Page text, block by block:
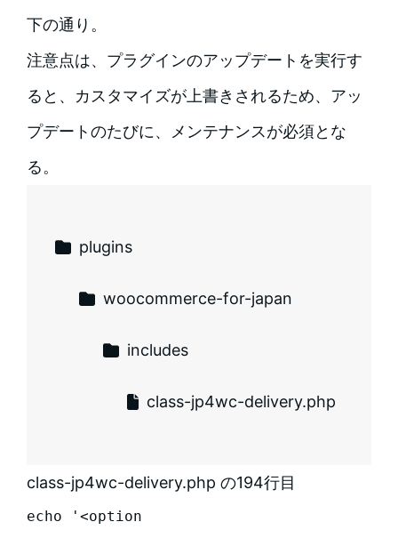
下の通り。
注意点は、プラグインのアップデートを実行す
ると、カスタマイズが上書きされるため、アッ
プデートのたびに、メンテナンスが必須とな
る。
plugins
woocommerce-for-japan
includes
class-jp4wc-delivery.php
class-jp4wc-delivery.php の194行目
echo '<option